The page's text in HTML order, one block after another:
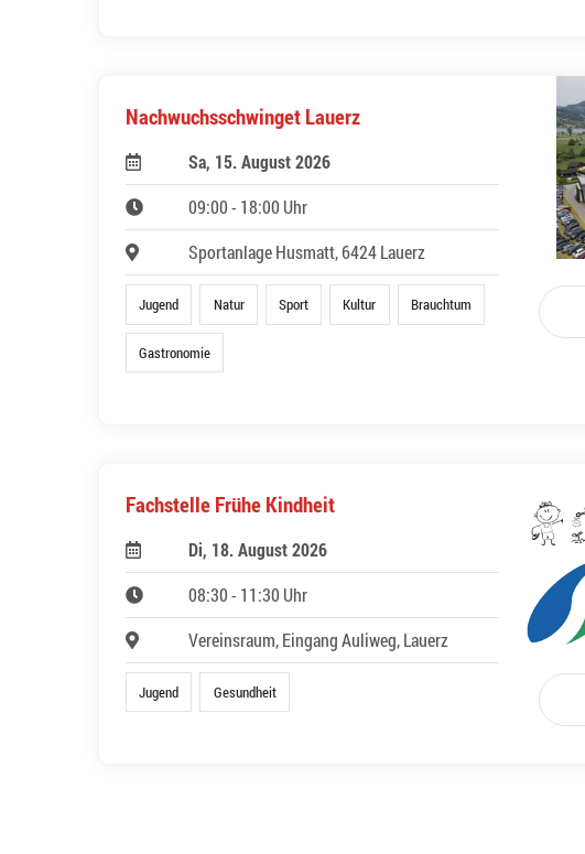
Nachwuchsschwinget Lauerz
Sa, 15. August 2026
09:00 - 18:00 Uhr
Sportanlage Husmatt, 6424 Lauerz
Jugend Natur Sport Kultur Brauchtum
Gastronomie
Fachstelle Frühe Kindheit
Di, 18. August 2026
08:30 - 11:30 Uhr
Vereinsraum, Eingang Auliweg, Lauerz
Jugend Gesundheit